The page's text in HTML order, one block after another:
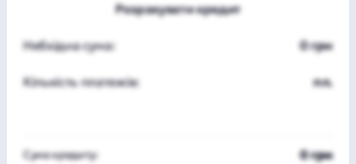
Розрахувати кредит
Небхідна сума: 0 грн
Кількість платежів: пл.
Сума кредиту: 0 грн